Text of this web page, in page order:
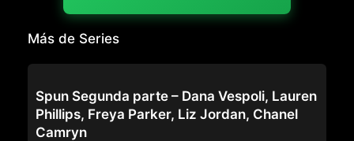
Más de Series
Spun Segunda parte – Dana Vespoli, Lauren
Phillips, Freya Parker, Liz Jordan, Chanel
Camryn